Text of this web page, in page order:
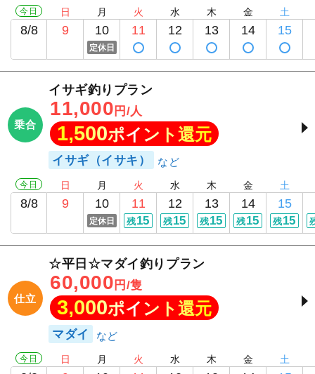
今日
8/8
日
9
月
10
定休日
火
11
水
12
木
13
金
14
土
15
乗合
イサギ釣りプラン
11,000 円/人
1,500ポイント還元
イサギ（イサキ）
今日
8/8
日
9
月
10
定休日
火
11
残15
水
12
残15
木
13
残15
金
14
残15
土
15
残15
仕立
☆平日☆マダイ釣りプラン
60,000 円/隻
3,000ポイント還元
マダイ
今日 日 月 火 水 木 金 土